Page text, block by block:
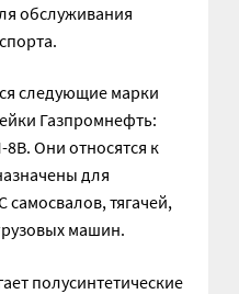
обслуживания
следующие марки
Газпромнефть:
Они относятся к
для
тягачей,
машин.
полусинтетические